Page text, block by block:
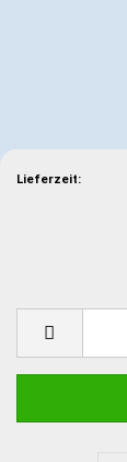
Lieferzeit: